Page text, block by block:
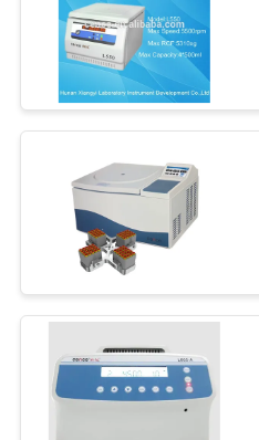
โรงงาน
ควบคุม
คุณภาพ
ติดต่อ